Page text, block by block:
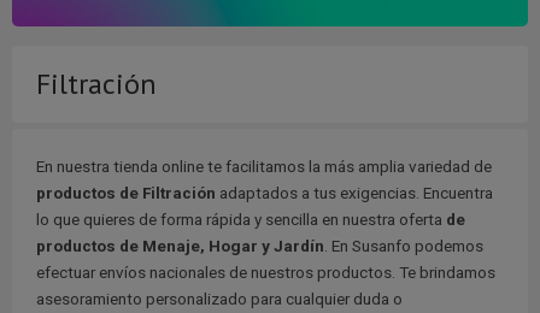
Filtración
En nuestra tienda online te facilitamos la más amplia variedad de
productos de Filtración adaptados a tus exigencias. Encuentra
lo que quieres de forma rápida y sencilla en nuestra oferta de
productos de Menaje, Hogar y Jardín . En Susanfo podemos
efectuar envíos nacionales de nuestros productos. Te brindamos
asesoramiento personalizado para cualquier duda o